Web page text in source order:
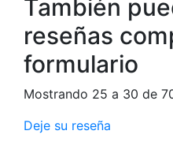
También
reseñas
formulario
Mostrando 25 a 30 de
Deje su reseña